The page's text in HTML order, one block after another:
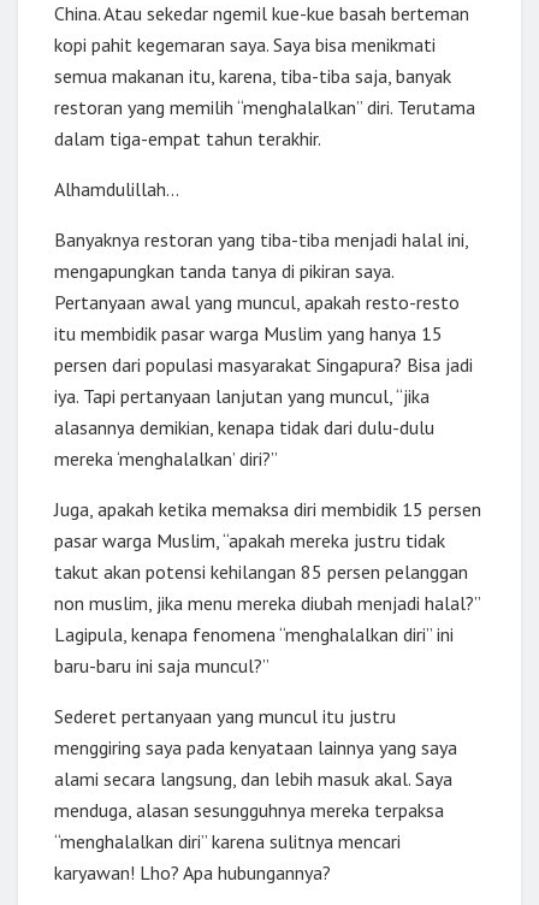
China. Atau sekedar ngemil kue-kue basah berteman
kopi pahit kegemaran saya. Saya bisa menikmati
semua makanan itu, karena, tiba-tiba saja, banyak
restoran yang memilih “menghalalkan” diri. Terutama
dalam tiga-empat tahun terakhir.
Alhamdulillah…
Banyaknya restoran yang tiba-tiba menjadi halal ini,
mengapungkan tanda tanya di pikiran saya.
Pertanyaan awal yang muncul, apakah resto-resto
itu membidik pasar warga Muslim yang hanya 15
persen dari populasi masyarakat Singapura? Bisa jadi
iya. Tapi pertanyaan lanjutan yang muncul, “jika
alasannya demikian, kenapa tidak dari dulu-dulu
mereka ‘menghalalkan’ diri?”
Juga, apakah ketika memaksa diri membidik 15 persen
pasar warga Muslim, “apakah mereka justru tidak
takut akan potensi kehilangan 85 persen pelanggan
non muslim, jika menu mereka diubah menjadi halal?”
Lagipula, kenapa fenomena “menghalalkan diri” ini
baru-baru ini saja muncul?”
Sederet pertanyaan yang muncul itu justru
menggiring saya pada kenyataan lainnya yang saya
alami secara langsung, dan lebih masuk akal. Saya
menduga, alasan sesungguhnya mereka terpaksa
“menghalalkan diri” karena sulitnya mencari
karyawan! Lho? Apa hubungannya?